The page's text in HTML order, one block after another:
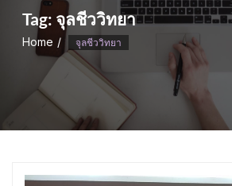
Tag: จุลชีววิทยา
Home จุลชีววิทยา